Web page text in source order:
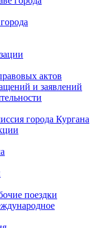
актов
и заявлений
города Кургана
поездки